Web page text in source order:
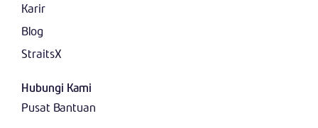
Karir
Blog
StraitsX
Hubungi Kami
Pusat Bantuan